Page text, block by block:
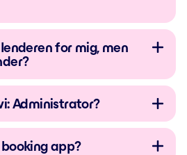
for mig, men
Administrator?
app?